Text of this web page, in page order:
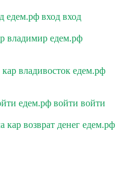
едем.рф вход вход
владимир едем.рф
владивосток едем.рф
едем.рф войти войти
кар возврат денег едем.рф